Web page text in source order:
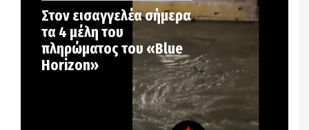
Στον εισαγγελέα σήμερα
τα 4 μέλη του
πληρώματος του «Blue
Horizon»